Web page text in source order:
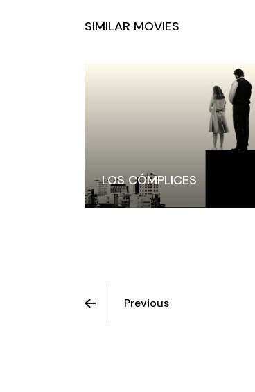
SIMILAR MOVIES
LOS CÓMPLICES
Previous